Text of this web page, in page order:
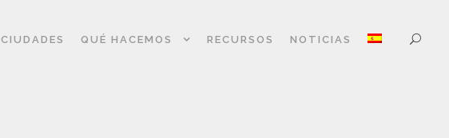
CIUDADES QUÉ HACEMOS RECURSOS NOTICIAS